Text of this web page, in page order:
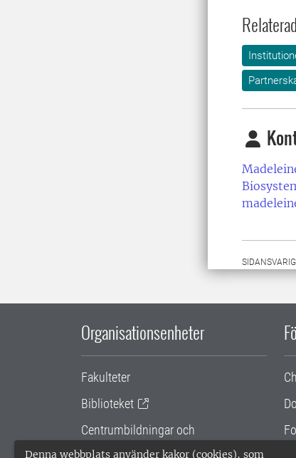
Denna webbplats använder kakor (cookies), som
Organisationsenheter
Fakulteter
Biblioteket
Centrumbildningar och
samarbetsprojekt